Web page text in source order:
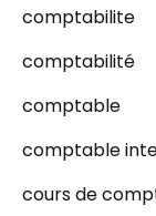
comptabilite
comptabilité
comptable
comptable
cours de